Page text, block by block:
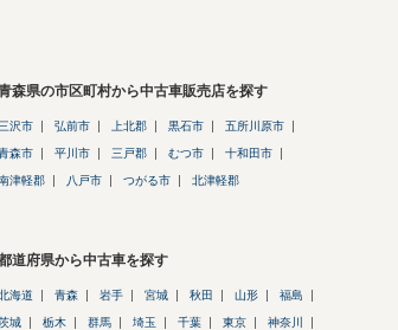
森県の市区町村から中古車販売店を探す
三沢市 弘前市 上北郡 黒石市 五所川原市
森市 平川市 三戸郡 むつ市 十和田市
津軽郡 八戸市 つがる市 北津軽郡
道府県から中古車を探す
海道 青森 岩手 宮城 秋田 山形 福島
城 栃木 群馬 埼玉 千葉 東京 神奈川